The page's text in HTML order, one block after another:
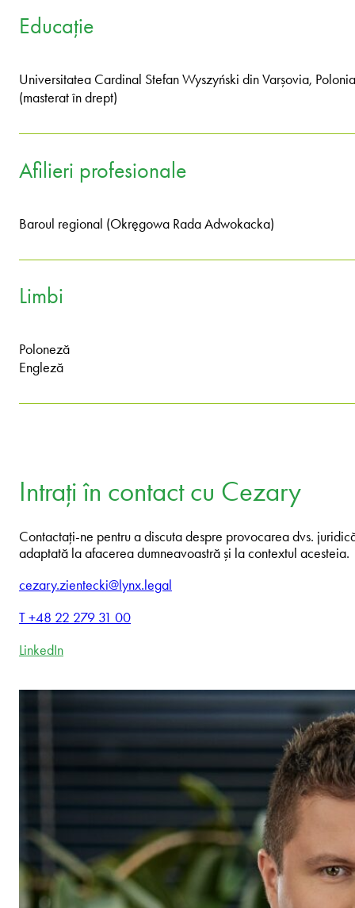
Educație
Universitatea Cardinal Stefan Wyszyński din Varșovia, Polonia
(masterat în drept)
Afilieri profesionale
Baroul regional (Okręgowa Rada Adwokacka)
Limbi
Poloneză
Engleză
Intrați în contact cu Cezary
Contactați-ne pentru a discuta despre provocarea dvs.
adaptată la afacerea dumneavoastră și la contextul acesteia.
cezary.zientecki@lynx.legal
T +48 22 279 31 00
LinkedIn